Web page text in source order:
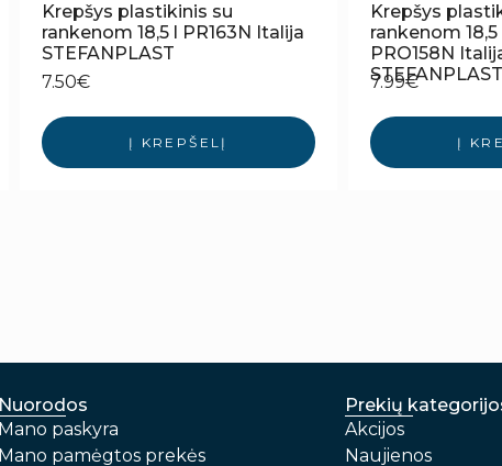
Krepšys plastikinis su
rankenom 18,5 l PR163N Italija
STEFANPLAST
7.50€
Į KREPŠELĮ
Krepšys
rankenom
PRO158N
STEFANPLAST
7.99€
Į
Nuorodos
Mano paskyra
Mano pamėgtos prekės
Prekių
Akcijos
Naujienos